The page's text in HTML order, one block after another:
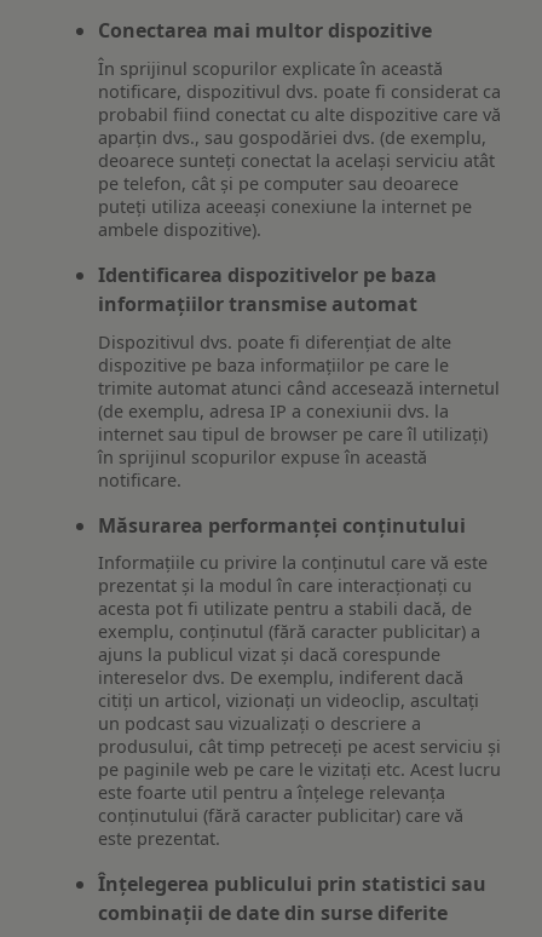
Conectarea mai multor dispozitive
În sprijinul scopurilor explicate în această
notificare, dispozitivul dvs. poate fi considerat ca
probabil fiind conectat cu alte dispozitive care vă
aparțin dvs., sau gospodăriei dvs. (de exemplu,
deoarece sunteți conectat la același serviciu atât
pe telefon, cât și pe computer sau deoarece
puteți utiliza aceeași conexiune la internet pe
ambele dispozitive).
Identificarea dispozitivelor pe baza
informațiilor transmise automat
Dispozitivul dvs. poate fi diferențiat de alte
dispozitive pe baza informațiilor pe care le
trimite automat atunci când accesează internetul
(de exemplu, adresa IP a conexiunii dvs. la
internet sau tipul de browser pe care îl utilizați)
în sprijinul scopurilor expuse în această
notificare.
Măsurarea performanței conținutului
Informațiile cu privire la conținutul care vă este
prezentat și la modul în care interacționați cu
acesta pot fi utilizate pentru a stabili dacă, de
exemplu, conținutul (fără caracter publicitar) a
ajuns la publicul vizat și dacă corespunde
intereselor dvs. De exemplu, indiferent dacă
citiți un articol, vizionați un videoclip, ascultați
un podcast sau vizualizați o descriere a
produsului, cât timp petreceți pe acest serviciu și
pe paginile web pe care le vizitați etc. Acest lucru
este foarte util pentru a înțelege relevanța
conținutului (fără caracter publicitar) care vă
este prezentat.
Înțelegerea publicului prin statistici sau
combinații de date din surse diferite